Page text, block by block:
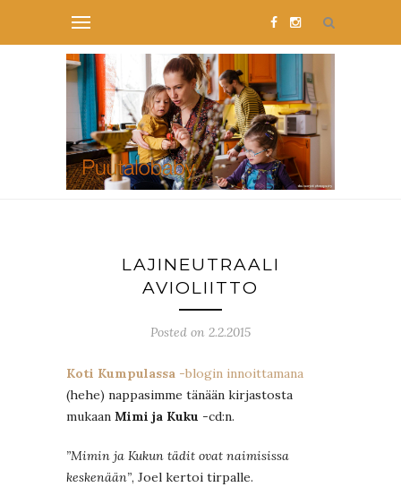
LAJINEUTRAALI
AVIOLIITTO
Posted on 2.2.2015
Koti Kumpulassa -blogin innoittamana
(hehe) nappasimme tänään kirjastosta
mukaan Mimi ja Kuku -cd:n.
”Mimin ja Kukun tädit ovat naimisissa
keskenään”, Joel kertoi tirpalle.